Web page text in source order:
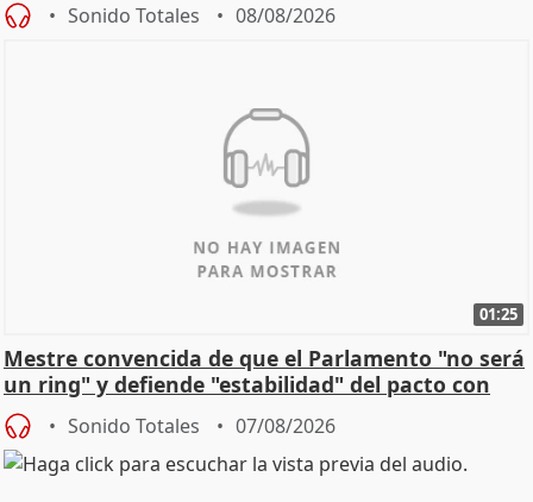
Sonido Totales 08/08/2026
01:25
Mestre convencida de que el Parlamento "no será
un ring" y defiende "estabilidad" del pacto con
Vox
Sonido Totales 07/08/2026